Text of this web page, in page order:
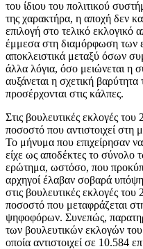
του ίδιου του πολιτικού
της χαρακτήρα, η αποχή δεν
επιλογή στο τελικό εκλογικό
έμμεσα στη διαμόρφωση των
αποκλειστικά μεταξύ όσων
άλλα λόγια, όσο μειώνεται η
αυξάνεται η σχετική
προσέρχονται στις κάλπες.
Στις βουλευτικές εκλογές
ποσοστό που αντιστοιχεί
Το μήνυμα που επιχείρησαν να
είχε ως αποδέκτες το σύνολο
ερώτημα, ωστόσο, που
αρχηγοί έλαβαν σοβαρά
στις βουλευτικές εκλογές
ποσοστό που μεταφράζεται
ψηφοφόρων. Συνεπώς,
των βουλευτικών εκλογών
οποία αντιστοιχεί σε 10.584